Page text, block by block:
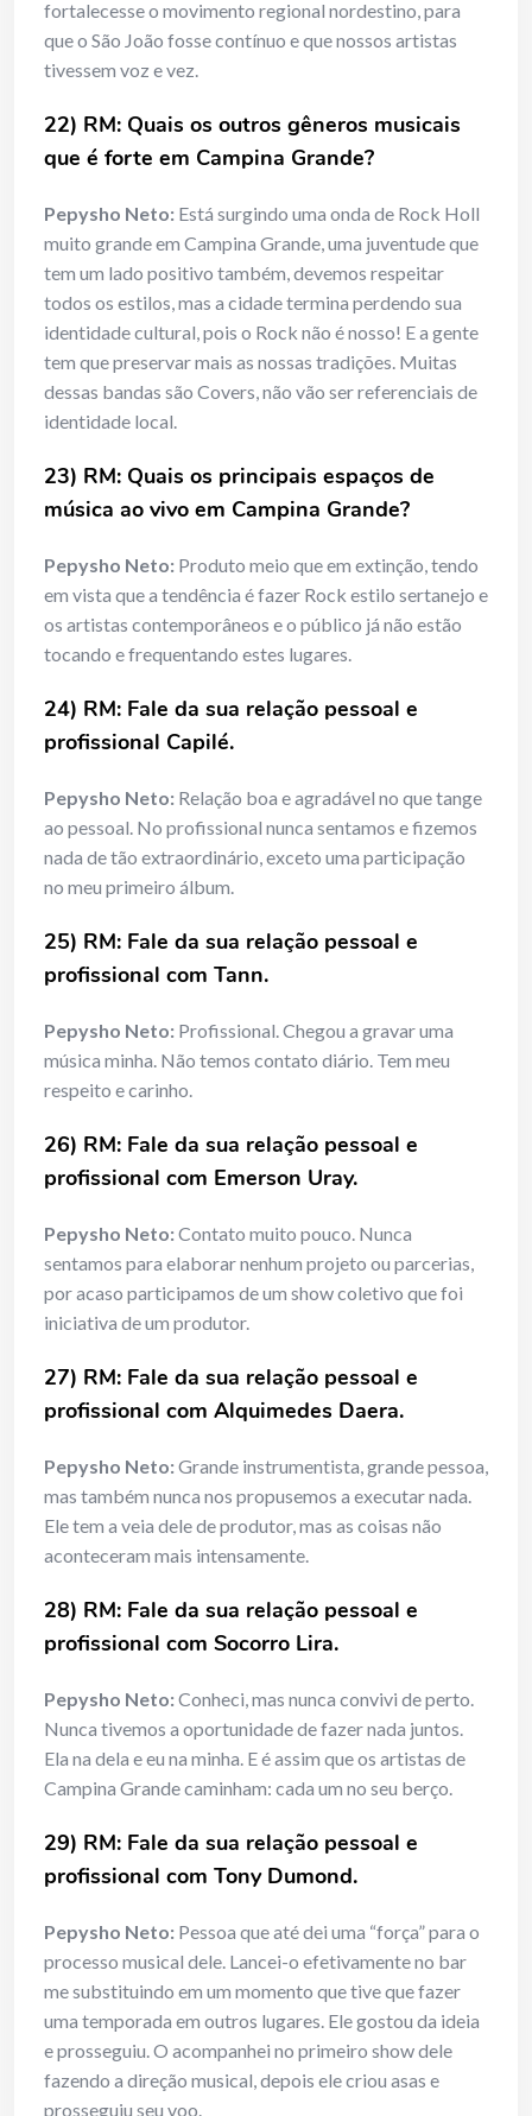
fortalecesse o movimento regional nordestino, para
que o São João fosse contínuo e que nossos artistas
tivessem voz e vez.
22) RM: Quais os outros gêneros musicais
que é forte em Campina Grande?
Pepysho Neto: Está surgindo uma onda de Rock Holl
muito grande em Campina Grande, uma juventude que
tem um lado positivo também, devemos respeitar
todos os estilos, mas a cidade termina perdendo sua
identidade cultural, pois o Rock não é nosso! E a gente
tem que preservar mais as nossas tradições. Muitas
dessas bandas são Covers, não vão ser referenciais de
identidade local.
23) RM: Quais os principais espaços de
música ao vivo em Campina Grande?
Pepysho Neto: Produto meio que em extinção, tendo
em vista que a tendência é fazer Rock estilo sertanejo e
os artistas contemporâneos e o público já não estão
tocando e frequentando estes lugares.
24) RM: Fale da sua relação pessoal e
profissional Capilé.
Pepysho Neto: Relação boa e agradável no que tange
ao pessoal. No profissional nunca sentamos e fizemos
nada de tão extraordinário, exceto uma participação
no meu primeiro álbum.
25) RM: Fale da sua relação pessoal e
profissional com Tann.
Pepysho Neto: Profissional. Chegou a gravar uma
música minha. Não temos contato diário. Tem meu
respeito e carinho.
26) RM: Fale da sua relação pessoal e
profissional com Emerson Uray.
Pepysho Neto:Contato muito pouco. Nunca
sentamos para elaborar nenhum projeto ou parcerias,
por acaso participamos de um show coletivo que foi
iniciativa de um produtor.
27) RM: Fale da sua relação pessoal e
profissional com Alquimedes Daera.
Pepysho Neto:Grande instrumentista, grande pessoa,
mas também nunca nos propusemos a executar nada.
Ele tem a veia dele de produtor, mas as coisas não
aconteceram mais intensamente.
28) RM: Fale da sua relação pessoal e
profissional com Socorro Lira.
Pepysho Neto:Conheci, mas nunca convivi de perto.
Nunca tivemos a oportunidade de fazer nada juntos.
Ela na dela e eu na minha. E é assim que os artistas de
Campina Grande caminham: cada um no seu berço.
29) RM: Fale da sua relação pessoal e
profissional com Tony Dumond.
Pepysho Neto: Pessoa que até dei uma “força” para o
processo musical dele. Lancei-o efetivamente no bar
me substituindo em um momento que tive que fazer
uma temporada em outros lugares. Ele gostou da ideia
e prosseguiu. O acompanhei no primeiro show dele
fazendo a direção musical, depois ele criou asas e
prosseguiu seu voo.